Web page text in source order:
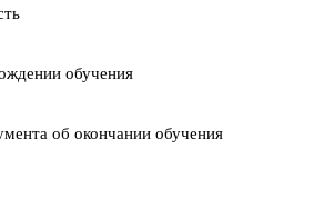
обучения
об окончании обучения